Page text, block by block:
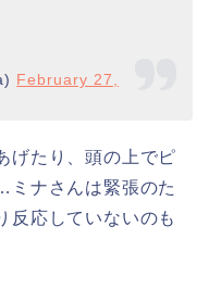
February 27,
げたり、頭の上でピ
ミナさんは緊張のた
反応していないのも